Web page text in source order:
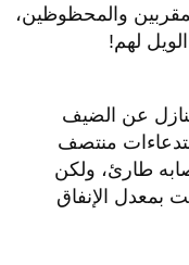
والمحظوظين،
لهم!
عن الضيف
منتصف
طارئ، ولكن
بمعدل الإنفاق